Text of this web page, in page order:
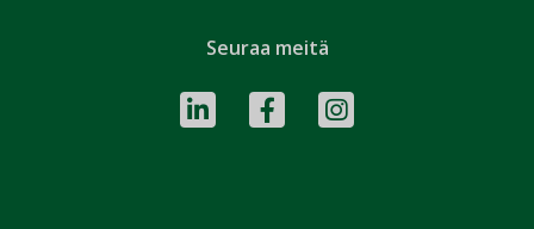
Seuraa meitä